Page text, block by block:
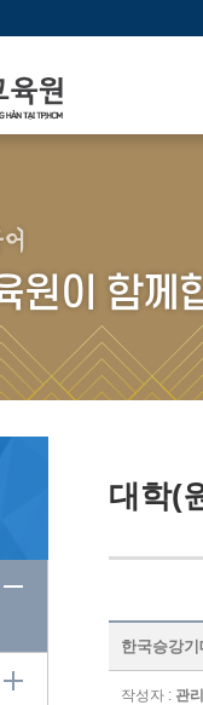
원이 함께
대학(
한국승강
작성자 : 관